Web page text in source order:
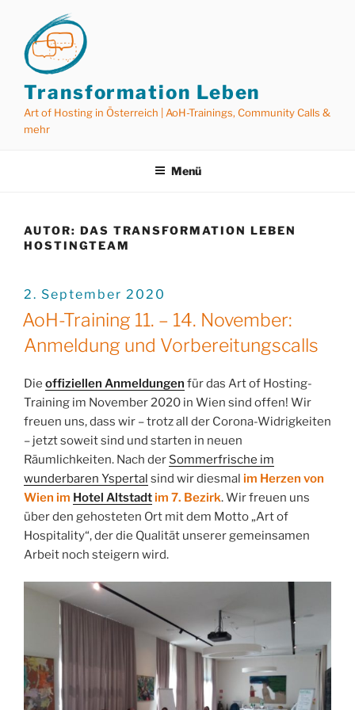
springen
Transformation Leben
Art of Hosting in Österreich | AoH-Trainings, Community Calls &
mehr
Menü
AUTOR: DAS TRANSFORMATION LEBEN
HOSTINGTEAM
VERÖFFENTLICHT
2. September 2020
AoH-Training 11. – 14. November:
Anmeldung und Vorbereitungscalls
Die offiziellen Anmeldungen für das Art of Hosting-
Training im November 2020 in Wien sind offen! Wir
freuen uns, dass wir – trotz all der Corona-Widrigkeiten
– jetzt soweit sind und starten in neuen
Räumlichkeiten. Nach der Sommerfrische im
wunderbaren Yspertal sind wir diesmal im Herzen von
Wien im Hotel Altstadt im 7. Bezirk. Wir freuen uns
über den gehosteten Ort mit dem Motto „Art of
Hospitality“, der die Qualität unserer gemeinsamen
Arbeit noch steigern wird.